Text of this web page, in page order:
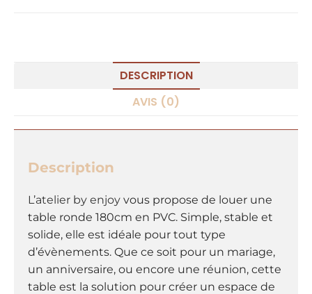
i
DESCRIPTION
AVIS (0)
Description
L’atelier by enjoy vous propose de louer une
table ronde 180cm en PVC. Simple, stable et
solide, elle est idéale pour tout type
d’évènements. Que ce soit pour un mariage,
un anniversaire, ou encore une réunion, cette
table est la solution pour créer un espace de